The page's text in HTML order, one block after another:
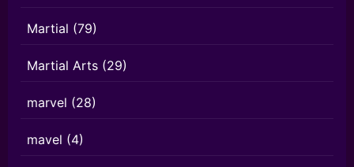
Martial (79)
Martial Arts (29)
marvel (28)
mavel (4)